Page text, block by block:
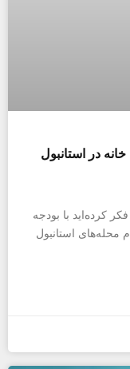
در استانبول
۲۰۲۶ تا به حال فکر کرده‌اید با بودجه
محله‌های استانبول